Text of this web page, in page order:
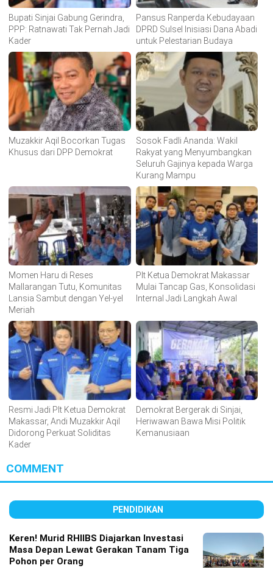
Bupati Sinjai Gabung Gerindra,
PPP: Ratnawati Tak Pernah Jadi
Kader
Pansus Ranperda Kebudayaan
DPRD Sulsel Inisiasi Dana Abadi
untuk Pelestarian Budaya
Muzakkir Aqil Bocorkan Tugas
Khusus dari DPP Demokrat
Sosok Fadli Ananda: Wakil
Rakyat yang Menyumbangkan
Seluruh Gajinya kepada Warga
Kurang Mampu
Momen Haru di Reses
Mallarangan Tutu, Komunitas
Lansia Sambut dengan Yel-yel
Meriah
Plt Ketua Demokrat Makassar
Mulai Tancap Gas, Konsolidasi
Internal Jadi Langkah Awal
Resmi Jadi Plt Ketua Demokrat
Makassar, Andi Muzakkir Aqil
Didorong Perkuat Soliditas
Kader
Demokrat Bergerak di Sinjai,
Heriwawan Bawa Misi Politik
Kemanusiaan
COMMENT
PENDIDIKAN
Keren! Murid RHIIBS Diajarkan Investasi
Masa Depan Lewat Gerakan Tanam Tiga
Pohon per Orang